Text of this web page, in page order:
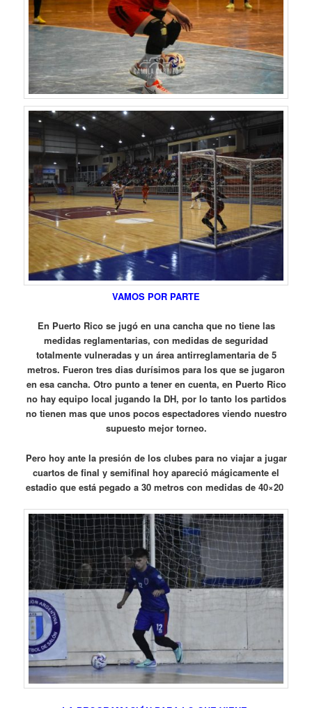
VAMOS POR PARTE
En Puerto Rico se jugó en una cancha que no tiene las
medidas reglamentarias, con medidas de seguridad
totalmente vulneradas y un área antirreglamentaria de 5
metros. Fueron tres dias durísimos para los que se jugaron
en esa cancha. Otro punto a tener en cuenta, en Puerto Rico
no hay equipo local jugando la DH, por lo tanto los partidos
no tienen mas que unos pocos espectadores viendo nuestro
supuesto mejor torneo.
Pero hoy ante la presión de los clubes para no viajar a jugar
cuartos de final y semifinal hoy apareció mágicamente el
estadio que está pegado a 30 metros con medidas de 40×20